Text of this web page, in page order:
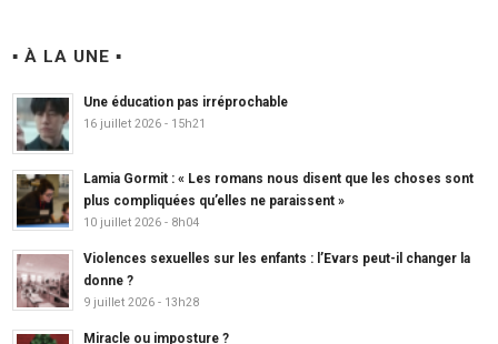
▪ À LA UNE ▪
Une éducation pas irréprochable
16 juillet 2026 - 15h21
Lamia Gormit : « Les romans nous disent que les choses sont
plus compliquées qu’elles ne paraissent »
10 juillet 2026 - 8h04
Violences sexuelles sur les enfants : l’Evars peut-il changer la
donne ?
9 juillet 2026 - 13h28
Miracle ou imposture ?